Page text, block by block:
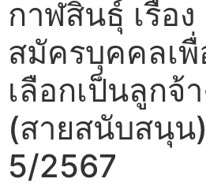
กาฬสินธุ์ เรื่อง
สมัครบุคคลเ
เลือกเป็นลูกจ้
(สายสนับสนุน
5/2567